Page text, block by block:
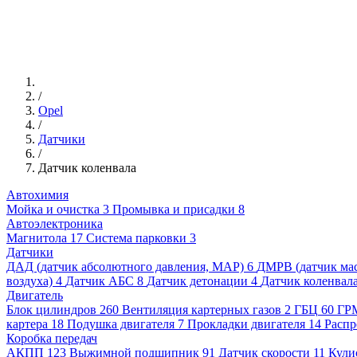
/
Opel
/
Датчики
/
Датчик коленвала
Автохимия
Мойка и очистка 3 Промывка и присадки 8
Автоэлектроника
Магнитола 17 Система парковки 3
Датчики
ДАД (датчик абсолютного давления, MAP) 6 ДМРВ (датчик
воздуха) 4 Датчик АБС 8 Датчик детонации 4 Датчик
Двигатель
Блок цилиндров 260 Вентиляция картерных газов 2 ГБЦ 60
картера 18 Подушка двигателя 7 Прокладки двигателя 14
Коробка передач
АКПП 123 Выжимной подшипник 91 Датчик скорости 11